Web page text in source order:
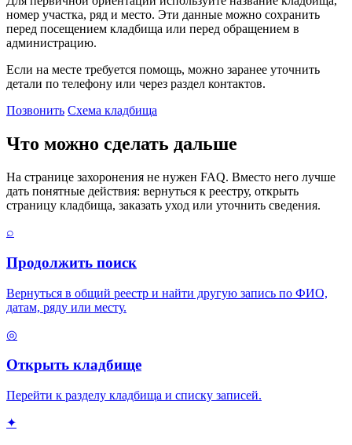
номер участка, ряд и место. Эти данные можно сохранить
перед посещением кладбища или перед обращением в
администрацию.
Если на месте требуется помощь, можно заранее уточнить
детали по телефону или через раздел контактов.
Позвонить Схема кладбища
Что можно сделать дальше
На странице захоронения не нужен FAQ. Вместо него лучше
дать понятные действия: вернуться к реестру, открыть
страницу кладбища, заказать уход или уточнить сведения.
⌕
Продолжить поиск
Вернуться в общий реестр и найти другую запись по ФИО,
датам, ряду или месту.
◎
Открыть кладбище
Перейти к разделу кладбища и списку записей.
✦